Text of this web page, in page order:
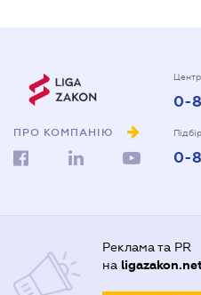
ПРО КОМПАНІЮ
0-
0-
Реклама та PR
на